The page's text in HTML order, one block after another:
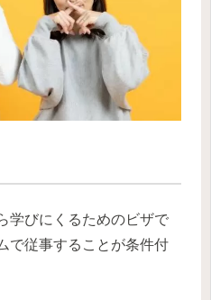
学びにくるためのビザで
で従事することが条件付